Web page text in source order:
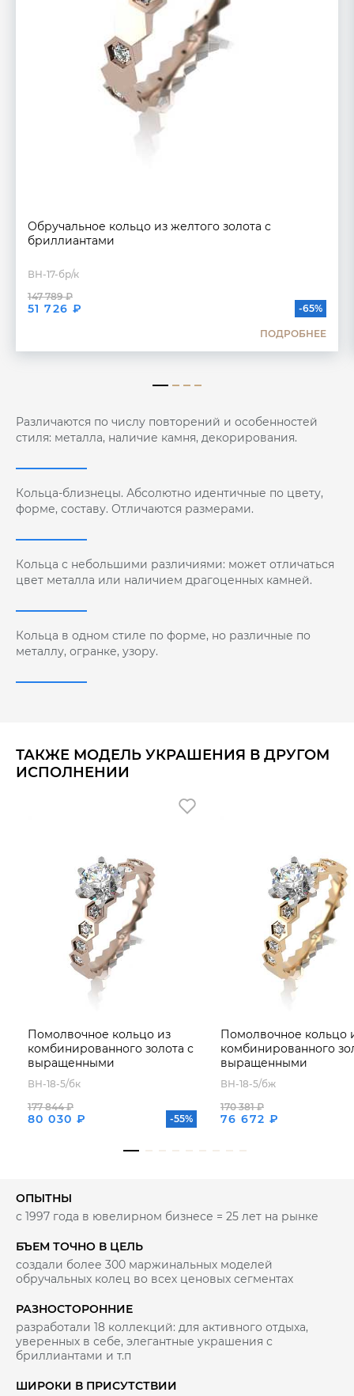
Обручальное кольцо из желтого золота с
бриллиантами
ВН-17-бр/к
51 726 ₽
147 789 ₽
-65%
ПОДРОБНЕЕ
Различаются по числу повторений и особенностей
стиля: металла, наличие камня, декорирования.
Кольца-близнецы. Абсолютно идентичные по цвету,
форме, составу. Отличаются размерами.
Кольца с небольшими различиями: может отличаться
цвет металла или наличием драгоценных камней.
Кольца в одном стиле по форме, но различные по
металлу, огранке, узору.
ТАКЖЕ МОДЕЛЬ УКРАШЕНИЯ В ДРУГОМ
ИСПОЛНЕНИИ
Помолвочное кольцо из
комбинированного золота с
выращенными
бриллиантами
ВН-18-5/бк
80 030 ₽
177 844 ₽
-55%
Помолвочное кольцо
комбинированного
выращенными
бриллиантами
ВН-18-5/бж
76 672 ₽
170 381 ₽
ОПЫТНЫ
с 1997 года в ювелирном бизнесе = 25 лет на рынке
БЪЕМ ТОЧНО В ЦЕЛЬ
создали более 300 маржинальных моделей
обручальных колец во всех ценовых сегментах
РАЗНОСТОРОННИЕ
разработали 18 коллекций: для активного отдыха,
уверенных в себе, элегантные украшения с
бриллиантами и т.п
ШИРОКИ В ПРИСУТСТВИИ